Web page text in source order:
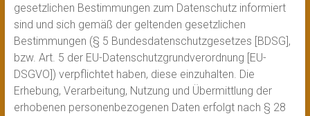
gesetzlichen Bestimmungen zum Datenschutz informiert
sind und sich gemäß der geltenden gesetzlichen
Bestimmungen (§ 5 Bundesdatenschutzgesetzes [BDSG],
bzw. Art. 5 der EU-Datenschutzgrundverordnung [EU-
DSGVO]) verpflichtet haben, diese einzuhalten. Die
Erhebung, Verarbeitung, Nutzung und Übermittlung der
erhobenen personenbezogenen Daten erfolgt nach § 28